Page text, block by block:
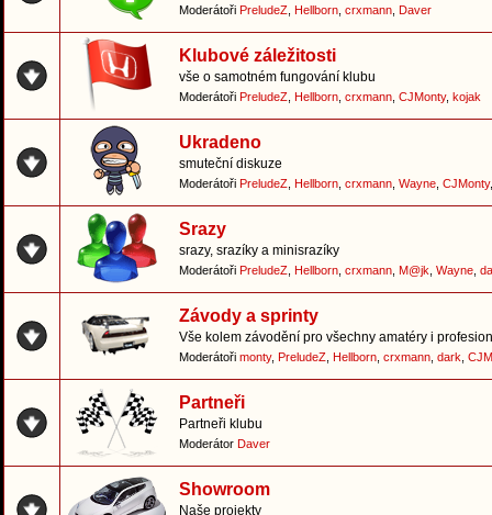
Moderátoři PreludeZ Hellborn crxmann Daver
Klubové záležitosti
vše o samotném fungování klubu
Moderátoři PreludeZ Hellborn crxmann CJMonty, kojak
Ukradeno
smuteční diskuze
Moderátoři PreludeZ Hellborn crxmann Wayne CJMonty
Srazy
srazy, srazíky a minisrazíky
Moderátoři PreludeZ Hellborn crxmann M@jk Wayne
Závody a sprinty
Vše kolem závodění pro všechny amatéry i
Moderátoři monty, PreludeZ Hellborn crxmann dark
Partneři
Partneři klubu
Moderátor Daver
Showroom
Naše projekty